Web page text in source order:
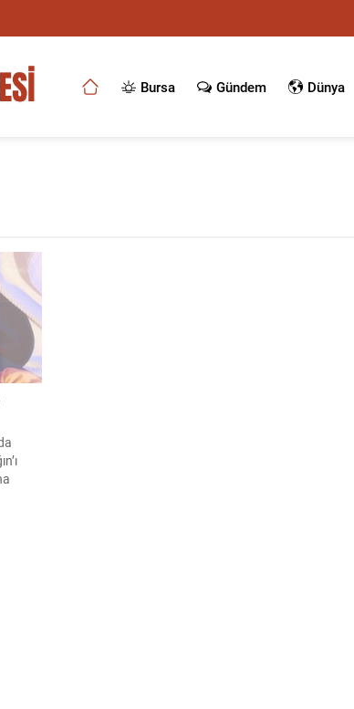
Bursa Gündem Dünya